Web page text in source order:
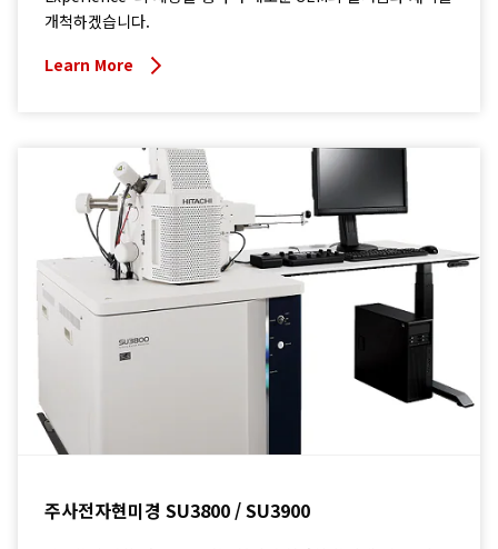
개척하겠습니다.
Learn More
주사전자현미경 SU3800 / SU3900